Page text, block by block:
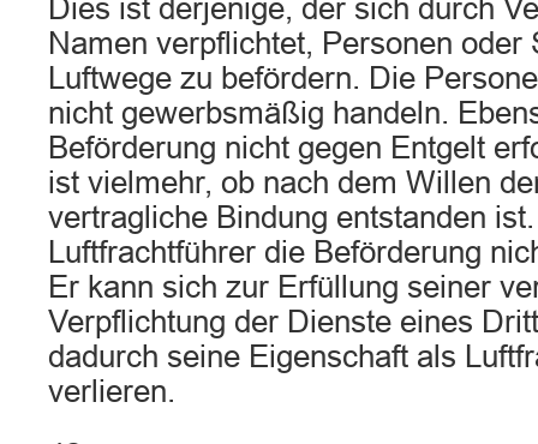
Dies ist derjenige, der sich durch
Namen verpflichtet, Personen oder
Luftwege zu befördern. Die
nicht gewerbsmäßig handeln.
Beförderung nicht gegen Entgelt
ist vielmehr, ob nach dem Willen
vertragliche Bindung entstanden
Luftfrachtführer die Beförderung
Er kann sich zur Erfüllung seiner
Verpflichtung der Dienste eines
dadurch seine Eigenschaft als
verlieren.